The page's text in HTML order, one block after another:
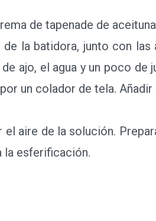
de tapenade de
la batidora, junto con las
ajo, el agua y un poco de
un colador de tela.
aire de la solución.
la esferificación.